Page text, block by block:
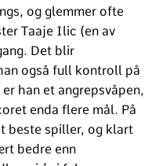
og glemmer ofte
Taaje Ilic (en av
Det blir
også full kontroll på
han et angrepsvåpen,
enda flere mål. På
beste spiller, og klart
bedre enn